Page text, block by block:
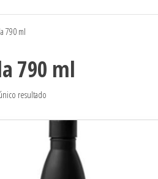
790 ml
790 ml
resultado